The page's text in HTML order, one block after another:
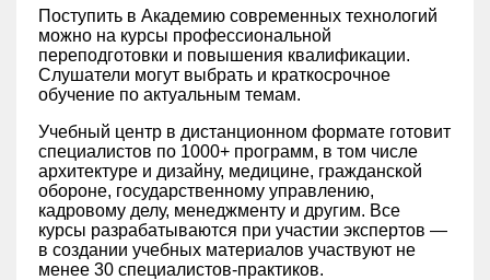
Поступить в Академию современных технологий
можно на курсы профессиональной
переподготовки и повышения квалификации.
Слушатели могут выбрать и краткосрочное
обучение по актуальным темам.
Учебный центр в дистанционном формате готовит
специалистов по 1000+ программ, в том числе
архитектуре и дизайну, медицине, гражданской
обороне, государственному управлению,
кадровому делу, менеджменту и другим. Все
курсы разрабатываются при участии экспертов —
в создании учебных материалов участвуют не
менее 30 специалистов-практиков.